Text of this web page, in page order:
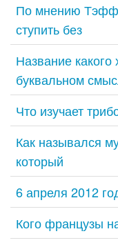
По мнению
ступить без
Название
буквальном
Что изучает
Как назывался
который
6 апреля 2012
Кого французы